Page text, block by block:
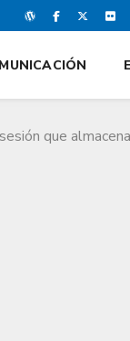
que